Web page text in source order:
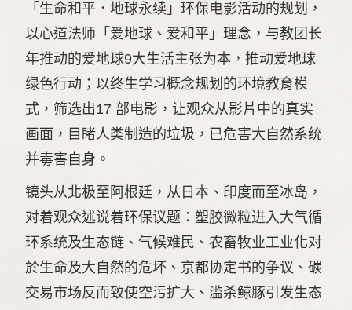
「生命和平．地球永续」环保电影活动的规划，
以心道法师「爱地球、爱和平」理念，与教团长
年推动的爱地球9大生活主张为本，推动爱地球
绿色行动；以终生学习概念规划的环境教育模
式，筛选出17 部电影，让观众从影片中的真实
画面，目睹人类制造的垃圾，已危害大自然系统
并毒害自身。
镜头从北极至阿根廷，从日本、印度而至冰岛，
对着观众述说着环保议题：塑胶微粒进入大气循
环系统及生态链、气候难民、农畜牧业工业化对
於生命及大自然的危坏、京都协定书的争议、碳
交易市场反而致使空污扩大、滥杀鲸豚引发生态